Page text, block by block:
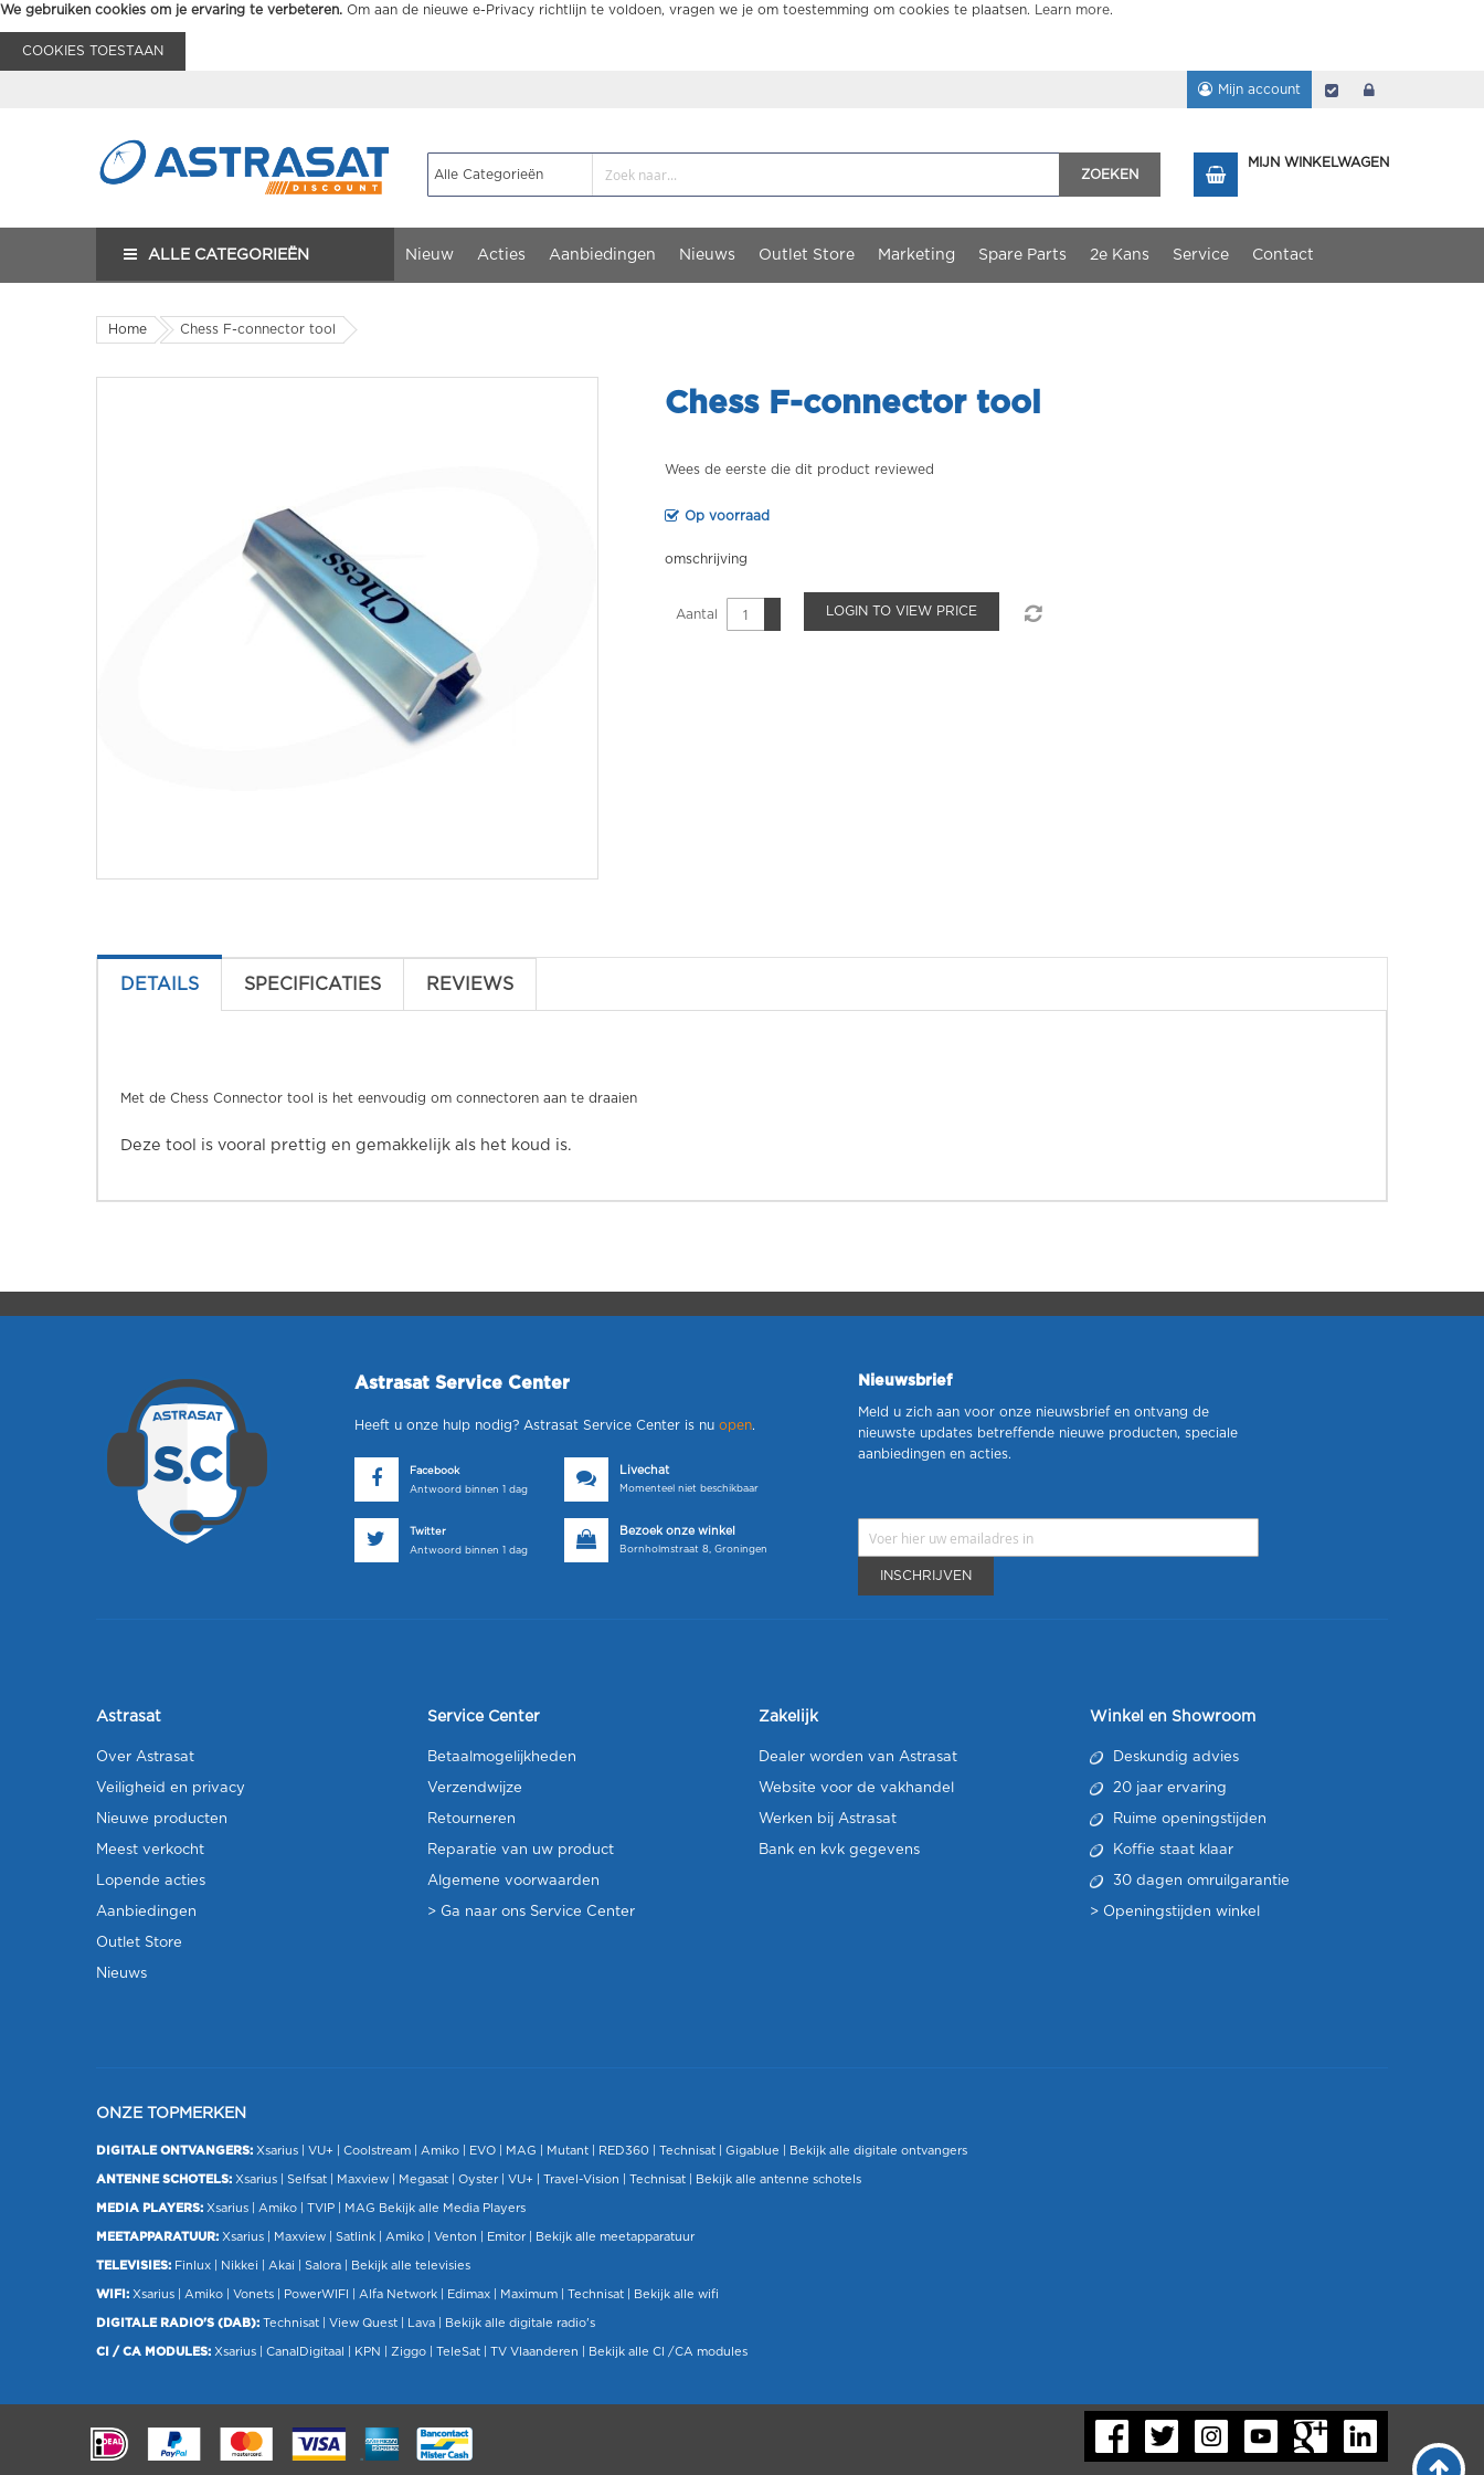
We gebruiken cookies om je ervaring te verbeteren. Om aan de nieuwe e-Privacy richtlijn te voldoen, vragen we je om toestemming om cookies te plaatsen. Learn more.
COOKIES TOESTAAN
Mijn account Afrekenen
ZOEKEN
MIJN WINKELWAGEN
ALLE CATEGORIEËN Nieuw Acties Aanbiedingen Nieuws Outlet Store Marketing Spare Parts 2e Kans Service Contact
Home Chess F-connector tool
Chess F-connector tool
Wees de eerste die dit product reviewed
Op voorraad
omschrijving
Aantal LOGIN TO VIEW PRICE
DETAILS SPECIFICATIES REVIEWS
Met de Chess Connector tool is het eenvoudig om connectoren aan te draaien
Deze tool is vooral prettig en gemakkelijk als het koud is.
Astrasat Service Center
Heeft u onze hulp nodig? Astrasat Service Center is nu open.
Facebook
Antwoord binnen 1 dag
Livechat
Momenteel niet beschikbaar
Twitter
Antwoord binnen 1 dag
Bezoek onze winkel
Bornholmstraat 8, Groningen
Nieuwsbrief
Meld u zich aan voor onze nieuwsbrief en ontvang de
nieuwste updates betreffende nieuwe producten, speciale
aanbiedingen en acties.
INSCHRIJVEN
Astrasat
Over Astrasat
Veiligheid en privacy
Nieuwe producten
Meest verkocht
Lopende acties
Aanbiedingen
Outlet Store
Nieuws
Service Center
Betaalmogelijkheden
Verzendwijze
Retourneren
Reparatie van uw product
Algemene voorwaarden
> Ga naar ons Service Center
Zakelijk
Dealer worden van Astrasat
Website voor de vakhandel
Werken bij Astrasat
Bank en kvk gegevens
Winkel en Showroom
Deskundig advies
20 jaar ervaring
Ruime openingstijden
Koffie staat klaar
30 dagen omruilgarantie
> Openingstijden winkel
ONZE TOPMERKEN
DIGITALE ONTVANGERS: Xsarius VU+ | Coolstream | Amiko EVO MAG Mutant | RED360 | Technisat Gigablue Bekijk alle digitale ontvangers
ANTENNE SCHOTELS: Xsarius Selfsat Maxview Megasat | Oyster | VU+ Travel-Vision Technisat Bekijk alle antenne schotels
MEDIA PLAYERS: Xsarius Amiko TVIP MAG Bekijk alle Media Players
MEETAPPARATUUR: Xsarius Maxview Satlink Amiko Venton Emitor Bekijk alle meetapparatuur
TELEVISIES: Finlux | Nikkei | Akai Salora Bekijk alle televisies
WIFI: Xsarius Amiko Vonets PowerWIFI Alfa Network Edimax | Maximum | Technisat Bekijk alle wifi
DIGITALE RADIO'S (DAB): Technisat View Quest Lava Bekijk alle digitale radio's
CI / CA MODULES: Xsarius CanalDigitaal KPN Ziggo TeleSat TV Vlaanderen Bekijk alle CI /CA modules
.